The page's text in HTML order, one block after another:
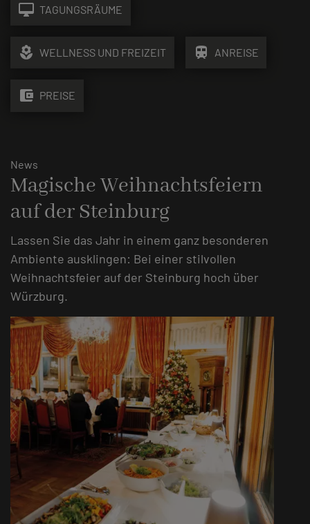
desktop_mac TAGUNGSRÄUME
local_florist WELLNESS UND FREIZEIT train ANREISE
account_balance_wallet PREISE
News
Magische Weihnachtsfeiern
auf der Steinburg
Lassen Sie das Jahr in einem ganz besonderen
Ambiente ausklingen: Bei einer stilvollen
Weihnachtsfeier auf der Steinburg hoch über
Würzburg.